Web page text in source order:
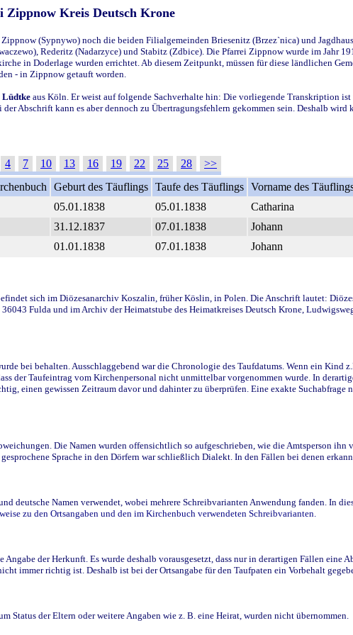
Zippnow Kreis Deutsch Krone
(Sypnywo) noch die beiden Filialgemeinden Briesenitz (Brzez`nica) und
Rederitz (Nadarzyce) und Stabitz (Zdbice). Die Pfarrei Zippnow wurde im Jahr
in Doderlage wurden errichtet. Ab diesem Zeitpunkt, müssen für diese ländlichen
- in Zippnow getauft worden.
Lüdtke aus Köln. Er weist auf folgende Sachverhalte hin: Die vorliegende Transkription
Abschrift kann es aber dennoch zu Übertragungsfehlern gekommen sein. Deshalb wird
4 7 10 13 16 19 22 25 28
>>
Geburt des Täuflings Taufe des Täuflings Vorname des
05.01.1838 05.01.1838 Catharina
31.12.1837 07.01.1838 Johann
01.01.1838 07.01.1838 Johann
sich im Diözesanarchiv Koszalin, früher Köslin, in Polen. Die Anschrift lautet:
Fulda und im Archiv der Heimatstube des Heimatkreises Deutsch Krone,
bei behalten. Ausschlaggebend war die Chronologie des Taufdatums. Wenn ein
der Taufeintrag vom Kirchenpersonal nicht unmittelbar vorgenommen wurde. In
einen gewissen Zeitraum davor und dahinter zu überprüfen. Eine exakte
Die Namen wurden offensichtlich so aufgeschrieben, wie die Amtsperson ihn
Sprache in den Dörfern war schließlich Dialekt. In den Fällen bei denen
deutsche Namen verwendet, wobei mehrere Schreibvarianten Anwendung fanden. In
zu den Ortsangaben und den im Kirchenbuch verwendeten Schreibvarianten.
der Herkunft. Es wurde deshalb vorausgesetzt, dass nur in derartigen Fällen
immer richtig ist. Deshalb ist bei der Ortsangabe für den Taufpaten ein Vorbehalt
Status der Eltern oder weitere Angaben wie z. B. eine Heirat, wurden nicht übernommen.